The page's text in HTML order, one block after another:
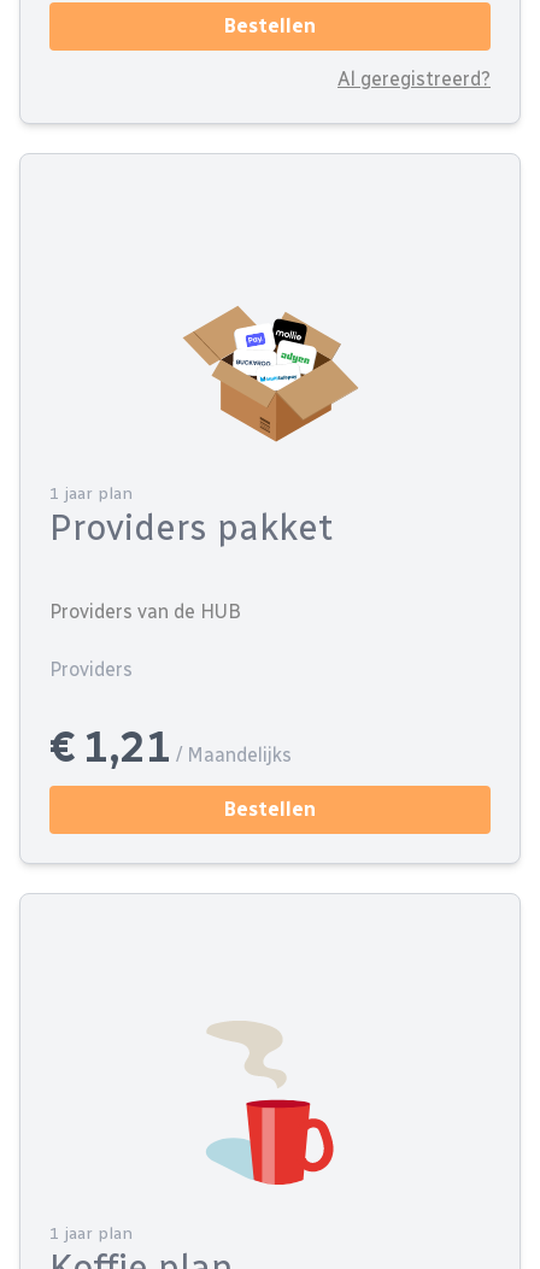
Bestellen
Al geregistreerd?
1 jaar plan
Providers pakket
Providers van de HUB
Providers
€ 1,21 / Maandelijks
Bestellen
1 jaar plan